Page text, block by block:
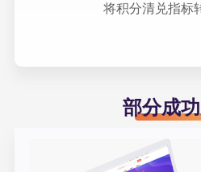
将积分清兑指标
部分成